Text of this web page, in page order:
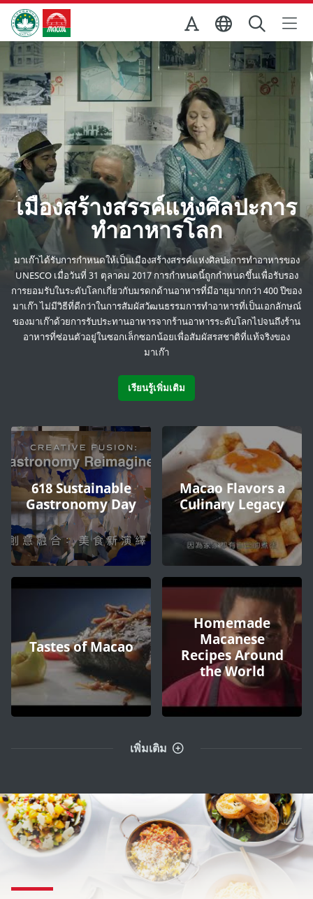
Skip to Main Content
สำนักงานการท่องเที่ยวของรัฐบาลมาเก๊า
เมืองสร้างสรรค์แห่งศิลปะการ
ทำอาหารโลก
มาเก๊าได้รับการกำหนดให้เป็นเมืองสร้างสรรค์แห่งศิลปะการทำอาหารของ
UNESCO เมื่อวันที่ 31 ตุลาคม 2017 การกำหนดนี้ถูกกำหนดขึ้นเพื่อรับรอง
การยอมรับในระดับโลกเกี่ยวกับมรดกด้านอาหารที่มีอายุมากกว่า 400 ปีของ
มาเก๊า ไม่มีวิธีที่ดีกว่าในการสัมผัสวัฒนธรรมการทำอาหารที่เป็นเอกลักษณ์
ของมาเก๊าด้วยการรับประทานอาหารจากร้านอาหารระดับโลกไปจนถึงร้าน
อาหารที่ซ่อนตัวอยู่ในซอกเล็กซอกน้อยเพื่อสัมผัสรสชาติที่แท้จริงของ
มาเก๊า
เรียนรู้เพิ่มเติม
618 Sustainable
Gastronomy Day
Macao Flavors a
Culinary Legacy
Tastes of Macao
Homemade
Macanese
Recipes Around
the World
เพิ่มเติม